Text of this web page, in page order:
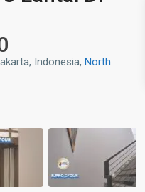
Indonesia, North